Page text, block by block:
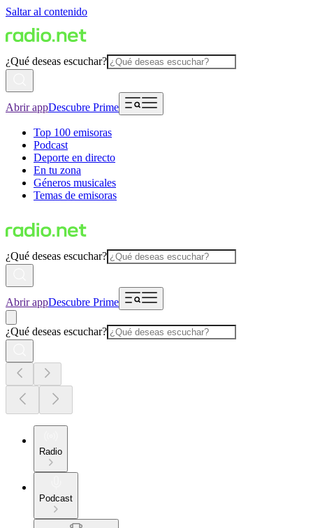
Saltar al contenido
¿Qué deseas escuchar?
Abrir appDescubre Prime
Top 100 emisoras
Podcast
Deporte en directo
En tu zona
Géneros musicales
Temas de emisoras
¿Qué deseas escuchar?
Abrir appDescubre Prime
¿Qué deseas escuchar?
Radio
Podcast